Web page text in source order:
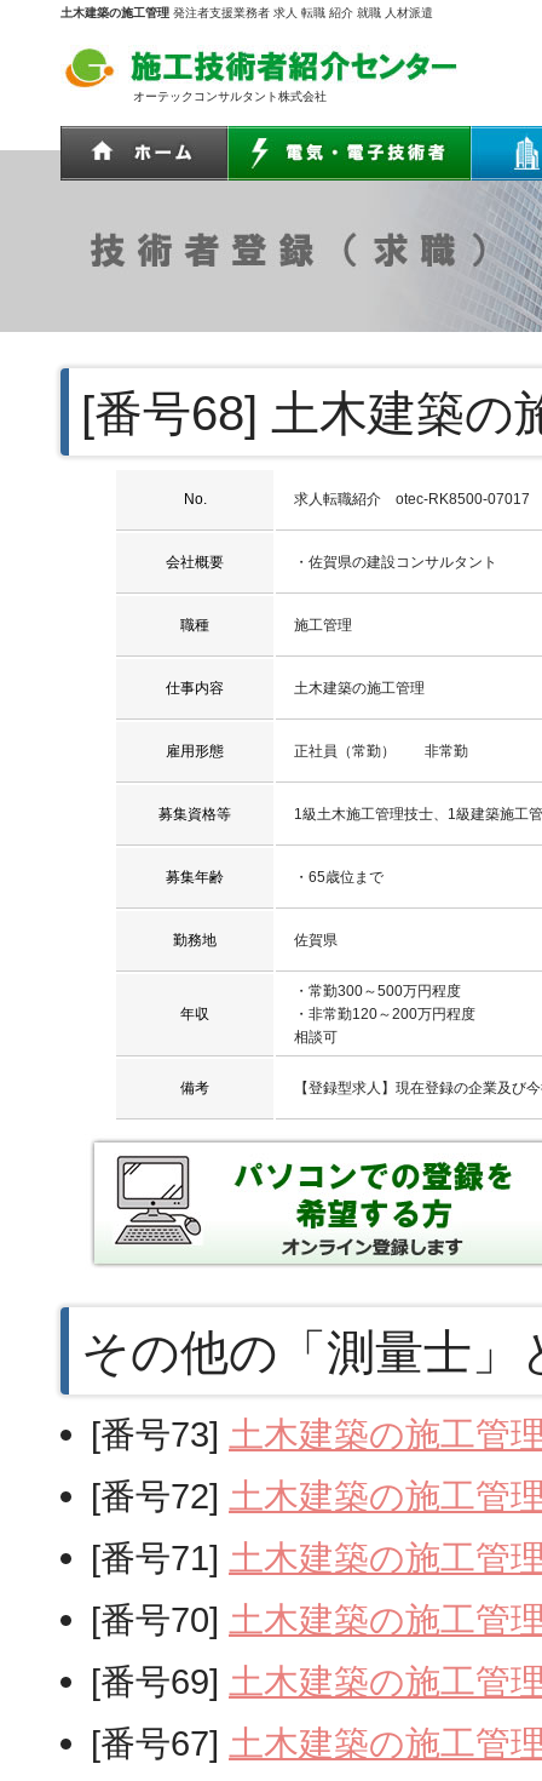
土木建築の施工管理 発注者支援業務者 求人 転職 紹介 就職 人材派遣
オーテックコンサルタント株式会社
[番号68] 土木建築の
No. 求人転職紹介 otec-RK8500-07017
会社概要 ・佐賀県の建設コンサルタント
職種 施工管理
仕事内容 土木建築の施工管理
雇用形態 正社員（常勤） 非常勤
募集資格等 1級土木施工管理技士、1級建築施工
募集年齢 ・65歳位まで
勤務地 佐賀県
年収
・常勤300～500万円程度
・非常勤120～200万円程度
相談可
備考 【登録型求人】現在登録の企業及び
その他の「測量士
[番号73] 土木建築の施工管
[番号72] 土木建築の施工管
[番号71] 土木建築の施工管
[番号70] 土木建築の施工管
[番号69] 土木建築の施工管
[番号67] 土木建築の施工管